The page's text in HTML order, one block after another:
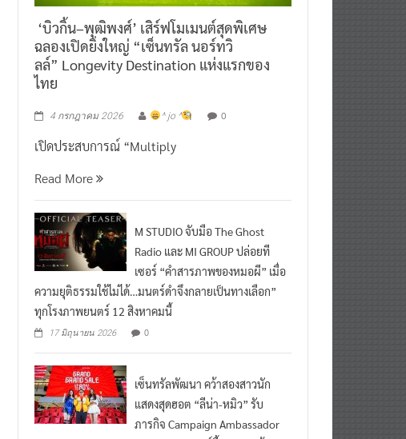
‘บิวกิ้น–พุฒิพงศ์’ เสิร์ฟโมเมนต์สุดพิเศษ
ฉลองเปิดยิ่งใหญ่ “เซ็นทรัล นอร์ทวิ
ลล์” Longevity Destination แห่งแรกของ
ไทย
4 กรกฎาคม 2026 ^ jo ^ 0
เปิดประสบการณ์ “Multiply
Read More
M STUDIO จับมือ The Ghost
Radio และ MI GROUP ปล่อยที
เซอร์ “คำสารภาพของหมอผี” เมื่อ
ความยุติธรรมใช้ไม่ได้…มนตร์ดำจึงกลายเป็นทางเลือก”
ทุกโรงภาพยนตร์ 12 สิงหาคมนี้
17 มิถุนายน 2026 0
เซ็นทรัลพัฒนา คว้าสองสาวนัก
แสดงสุดฮอต “ลีน่า-หมิว” รับ
ภารกิจ Campaign Ambassador